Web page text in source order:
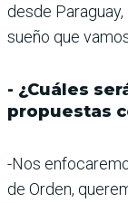
desde
sueño que
- ¿Cuáles
propuestas
-Nos
de Orden,